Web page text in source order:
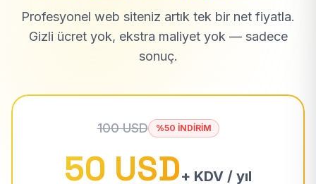
Profesyonel web siteniz artık tek bir net fiyatla.
Gizli ücret yok, ekstra maliyet yok — sadece
sonuç.
100 USD %50 İNDİRİM
50 USD+ KDV / yıl